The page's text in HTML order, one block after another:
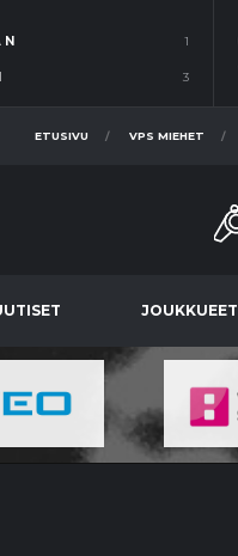
N 1
3
ETUSIVU VPS MIEHET
JOUKKUEET